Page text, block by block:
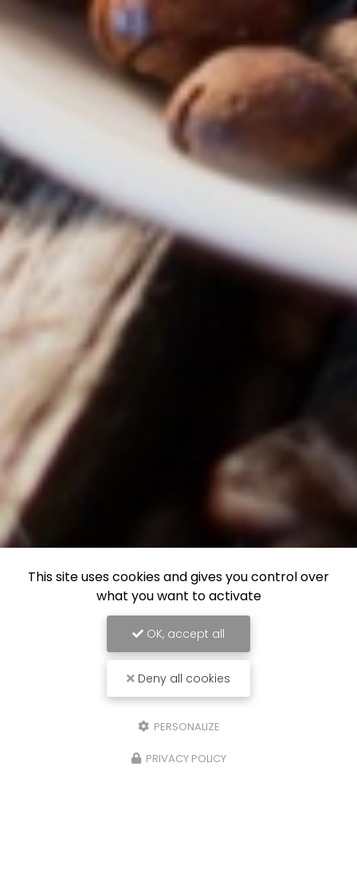
This site uses cookies and gives you control over
what you want to activate
OK, accept all
Deny all cookies
PERSONALIZE
PRIVACY POLICY